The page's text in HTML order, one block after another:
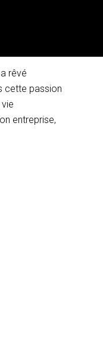
rêvé
cette passion
entreprise,